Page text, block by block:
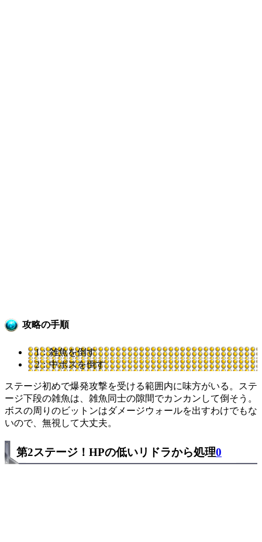
攻略の手順
1：雑魚を倒す
2：中ボスを倒す
ステージ初めで爆発攻撃を受ける範囲内に味方がいる。ステ
ージ下段の雑魚は、雑魚同士の隙間でカンカンして倒そう。
ボスの周りのビットンはダメージウォールを出すわけでもな
いので、無視して大丈夫。
第2ステージ！HPの低いリドラから処理0